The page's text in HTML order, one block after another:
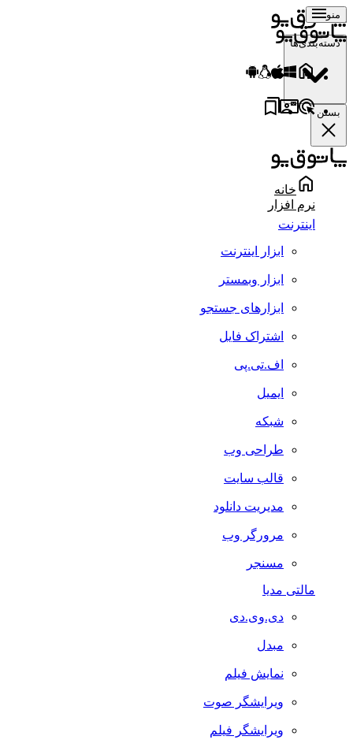
منو
دسته‌بندی‌ها
بستن
خانه
نرم افزار
اینترنت
ابزار اینترنت
ابزار وبمستر
ابزارهای جستجو
اشتراک فایل
اف.تی.پی
ایمیل
شبکه
طراحی وب
قالب سایت
مدیریت دانلود
مرورگر وب
مسنجر
مالتی مدیا
دی.وی.دی
مبدل
نمایش فیلم
ویرایشگر صوت
ویرایشگر فیلم